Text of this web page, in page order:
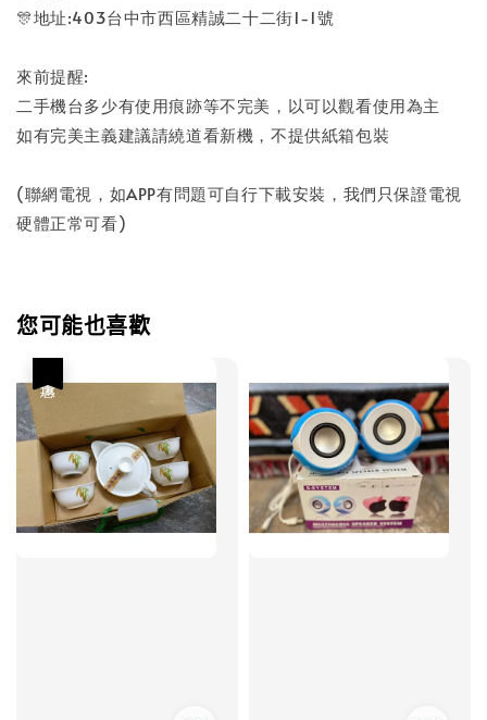
🎊地址:403台中市西區精誠二十二街1-1號
來前提醒:
二手機台多少有使用痕跡等不完美，以可以觀看使用為主
如有完美主義建議請繞道看新機，不提供紙箱包裝
(聯網電視，如APP有問題可自行下載安裝，我們只保證電視
硬體正常可看)
您可能也喜歡